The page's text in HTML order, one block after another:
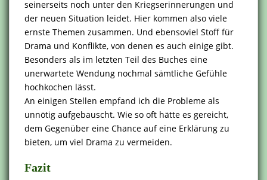
seinerseits noch unter den Kriegserinnerungen und
der neuen Situation leidet. Hier kommen also viele
ernste Themen zusammen. Und ebensoviel Stoff für
Drama und Konflikte, von denen es auch einige gibt.
Besonders als im letzten Teil des Buches eine
unerwartete Wendung nochmal sämtliche Gefühle
hochkochen lässt.
An einigen Stellen empfand ich die Probleme als
unnötig aufgebauscht. Wie so oft hätte es gereicht,
dem Gegenüber eine Chance auf eine Erklärung zu
bieten, um viel Drama zu vermeiden.
Fazit